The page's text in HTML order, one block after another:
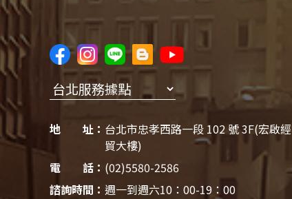
地 址： 台北市忠孝西路一段 102 號 3F(宏啟經
貿大樓)
電 話： (02)5580-2586
諮詢時間： 週一到週六10：00-19：00